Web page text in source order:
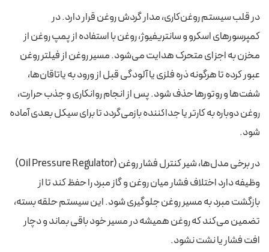
در قلب سیستم روغن‌کاری، مدار گردش روغن قرار دارد. در
کمپرسورهای اسکرو و سانتریفیوژ، روغن با استفاده از پمپ روغن از
مخزن به اجزای متحرک هدایت می‌شود. مسیر روغن از فیلتر روغن
عبور کرده تا هرگونه ذره فلزی یا آلودگی قبل از ورود به یاتاقان‌ها،
شفت‌ها و روتورها حذف شود. پس از انجام روانکاری و جذب حرارت،
روغن دوباره به کارتر یا جداکننده بازمی‌گردد تا برای سیکل بعدی آماده
شود.
در برخی مدل‌ها، شیر کنترل فشار روغن (Oil Pressure Regulator)
وظیفه دارد اختلاف فشار میان روغن و گاز مبرد را حفظ کند تا از
بازگشت مبرد به مسیر روغن جلوگیری شود. این سیستم حلقه بسته،
تضمین می‌کند که روغن همیشه در مسیر خود باقی بماند و دچار
افت فشار یا نشت نشود.